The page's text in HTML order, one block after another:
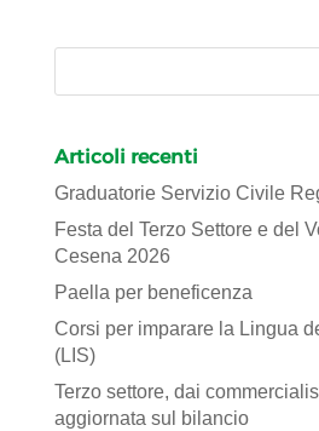
Articoli recenti
Graduatorie Servizio Civile
Festa del Terzo Settore e del
Cesena 2026
Paella per beneficenza
Corsi per imparare la Lingua
(LIS)
Terzo settore, dai
aggiornata sul bilancio